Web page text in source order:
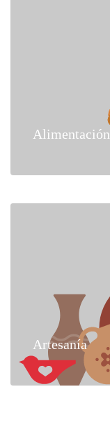
Alimentación
Artesanía